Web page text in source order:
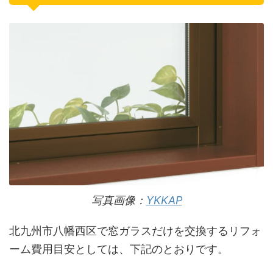
写真画像： YKKAP
北九州市八幡西区で窓ガラスだけを交換するリフォ
ーム費用目安としては、下記のとおりです。